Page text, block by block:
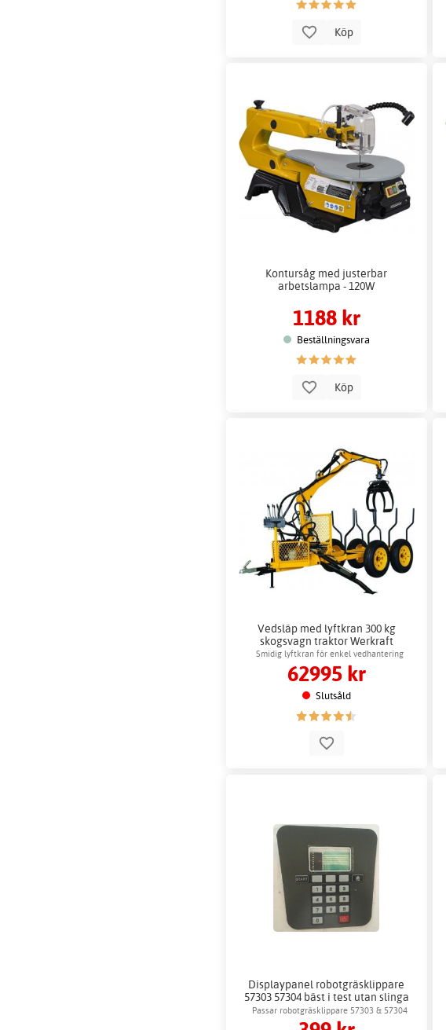
Köp
Kontursåg med justerbar
arbetslampa - 120W
1188 kr
Beställningsvara
Köp
Vedsläp med lyftkran 300 kg
skogsvagn traktor Werkraft
Smidig lyftkran för enkel vedhantering
62995 kr
Slutsåld
Displaypanel robotgräsklippare
57303 57304 bäst i test utan slinga
Passar robotgräsklippare 57303 & 57304